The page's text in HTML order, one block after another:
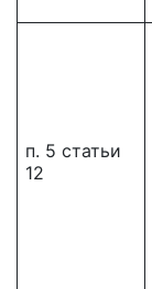
п. 5 статьи
12